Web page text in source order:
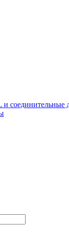
соединительные